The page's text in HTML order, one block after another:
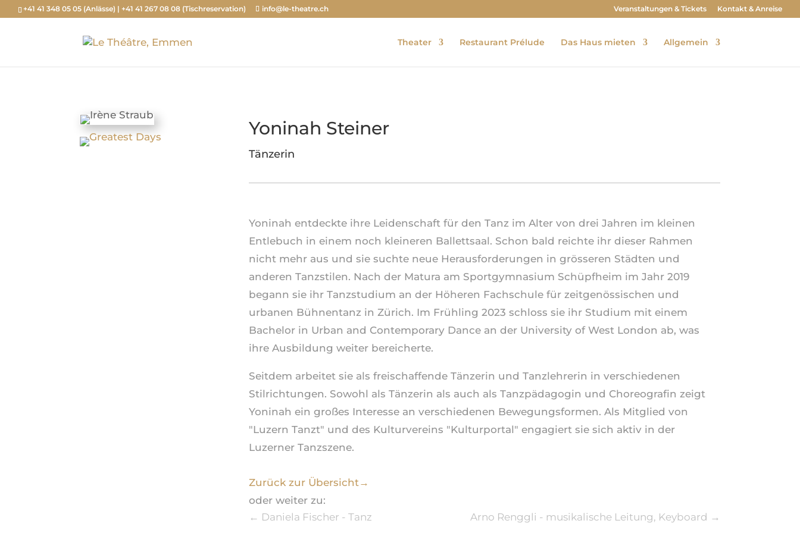
+41 41 348 05 05 (Anlässe) | +41 41 267 08 08 (Tischreservation) info@le-theatre.ch Veranstaltungen & Tickets Kontakt & Anreise
Theater Restaurant Prélude Das Haus mieten Allgemein
Yoninah Steiner
Tänzerin
Yoninah entdeckte ihre Leidenschaft für den Tanz im Alter von drei Jahren im kleinen
Entlebuch in einem noch kleineren Ballettsaal. Schon bald reichte ihr dieser Rahmen
nicht mehr aus und sie suchte neue Herausforderungen in grösseren Städten und
anderen Tanzstilen. Nach der Matura am Sportgymnasium Schüpfheim im Jahr 2019
begann sie ihr Tanzstudium an der Höheren Fachschule für zeitgenössischen und
urbanen Bühnentanz in Zürich. Im Frühling 2023 schloss sie ihr Studium mit einem
Bachelor in Urban and Contemporary Dance an der University of West London ab, was
ihre Ausbildung weiter bereicherte.
Seitdem arbeitet sie als freischaffende Tänzerin und Tanzlehrerin in verschiedenen
Stilrichtungen. Sowohl als Tänzerin als auch als Tanzpädagogin und Choreografin zeigt
Yoninah ein großes Interesse an verschiedenen Bewegungsformen. Als Mitglied von
"Luzern Tanzt" und des Kulturvereins "Kulturportal" engagiert sie sich aktiv in der
Luzerner Tanzszene.
Zurück zur Übersicht→
oder weiter zu:
← Daniela Fischer - Tanz Arno Renggli - musikalische Leitung, Keyboard →